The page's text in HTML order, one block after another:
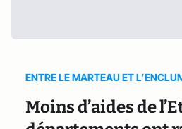
ENTRE LE MARTEAU ET
Moins d’aides de